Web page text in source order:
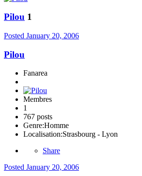
Pilou 1
Posted January 20, 2006
Pilou
Fanarea
Membres
1
767 posts
Genre:Homme
Localisation:Strasbourg - Lyon
Share
Posted January 20, 2006